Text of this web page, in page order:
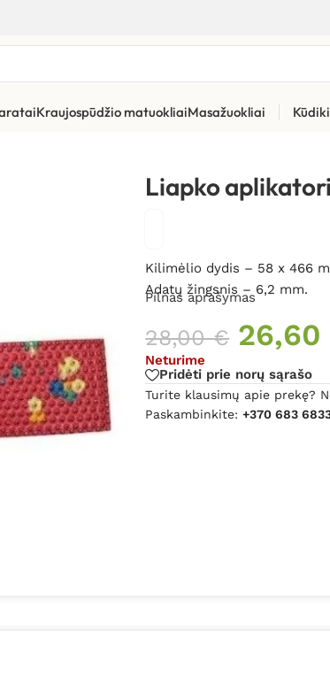
Kraujospūdžio matuokliaiMasažuokliai
Liapko
Kilimėlio dydis – 58 x 466
Adatų žingsnis – 6,2 mm.
Pilnas aprašymas
28,00€ 26,60
Neturime
Pridėti prie norų sąrašo
Turite klausimų apie prekę?
Paskambinkite:+370 683